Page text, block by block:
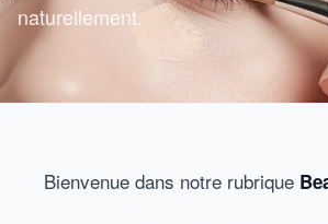
naturellement.
Bienvenue dans notre rubrique